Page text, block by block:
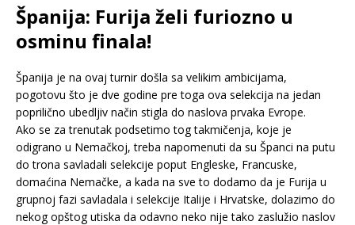
Španija: Furija želi furiozno u
osminu finala!
Španija je na ovaj turnir došla sa velikim ambicijama,
pogotovu što je dve godine pre toga ova selekcija na jedan
poprilično ubedljiv način stigla do naslova prvaka Evrope.
Ako se za trenutak podsetimo tog takmičenja, koje je
odigrano u Nemačkoj, treba napomenuti da su Španci na putu
do trona savladali selekcije poput Engleske, Francuske,
domaćina Nemačke, a kada na sve to dodamo da je Furija u
grupnoj fazi savladala i selekcije Italije i Hrvatske, dolazimo do
nekog opštog utiska da odavno neko nije tako zaslužio naslov